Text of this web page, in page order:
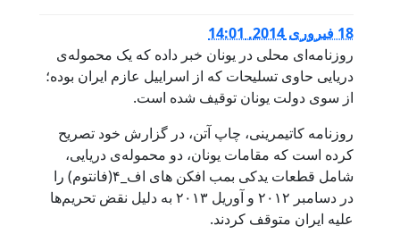
18 فبروری 2014, 14:01
روزنامه‌ای محلی در یونان خبر داده که یک محموله‌ی
دریایی حاوی تسلیحات که از اسراییل عازم ایران بوده؛
از سوی دولت یونان توقیف شده است.
روزنامه کاتیمرینی، چاپ آتن، در گزارش خود تصریح
کرده است که مقامات یونان، دو محموله‌ی دریایی،
شامل قطعات یدکی بمب افکن های اف_۴(فانتوم) را
در دسامبر ۲۰۱۲ و آوریل ۲۰۱۳ به دلیل نقض تحریم‌ها
علیه ایران متوقف کردند.